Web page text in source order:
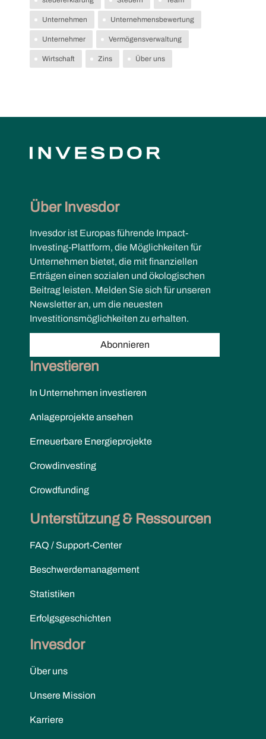
Unternehmen Unternehmensbewertung
Unternehmer Vermögensverwaltung
Wirtschaft Zins Über uns
Über Invesdor
Invesdor ist Europas führende Impact-
Investing-Plattform, die Möglichkeiten für
Unternehmen bietet, die mit finanziellen
Erträgen einen sozialen und ökologischen
Beitrag leisten. Melden Sie sich für unseren
Newsletter an, um die neuesten
Investitionsmöglichkeiten zu erhalten.
Abonnieren
Investieren
In Unternehmen investieren
Anlageprojekte ansehen
Erneuerbare Energieprojekte
Crowdinvesting
Crowdfunding
Unterstützung & Ressourcen
FAQ / Support-Center
Beschwerdemanagement
Statistiken
Erfolgsgeschichten
Invesdor
Über uns
Unsere Mission
Karriere